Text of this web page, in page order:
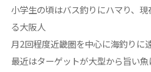
小学生の頃はバス釣りにハマり、
る大阪人
月2回程度近畿圏を中心に海釣りに
最近はターゲットが大型から旨い